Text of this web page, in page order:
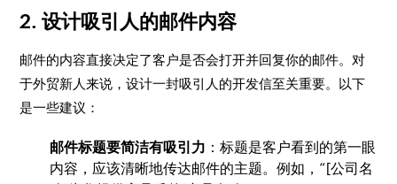
2.设计吸引人的邮件内容
邮件的内容直接决定了客户是否会打开并回复你的邮件。对
于外贸新人来说，设计一封吸引人的开发信至关重要。以下
是一些建议：
邮件标题要简洁有吸引力 ：标题是客户看到的第一眼
内容，应该清晰地传达邮件的主题。例如，“[公司名